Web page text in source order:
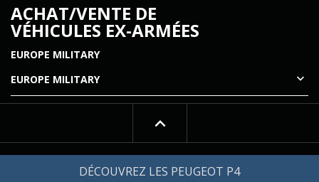
ACHAT/VENTE DE
VÉHICULES EX-ARMÉES
EUROPE MILITARY
EUROPE MILITARY

© 2026 - EUROPEMILITARY.COM